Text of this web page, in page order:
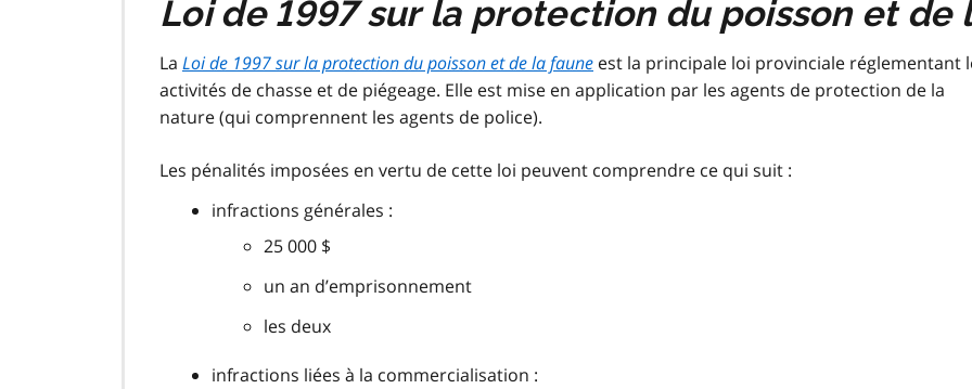
Loi de 1997 sur la protection du poisson et de
La Loi de 1997 sur la protection du poisson et de la faune est la principale loi provinciale réglementant
activités de chasse et de piégeage. Elle est mise en application par les agents de protection de la
nature (qui comprennent les agents de police).
Les pénalités imposées en vertu de cette loi peuvent comprendre ce qui suit :
infractions générales :
25 000 $
un an d’emprisonnement
les deux
infractions liées à la commercialisation :